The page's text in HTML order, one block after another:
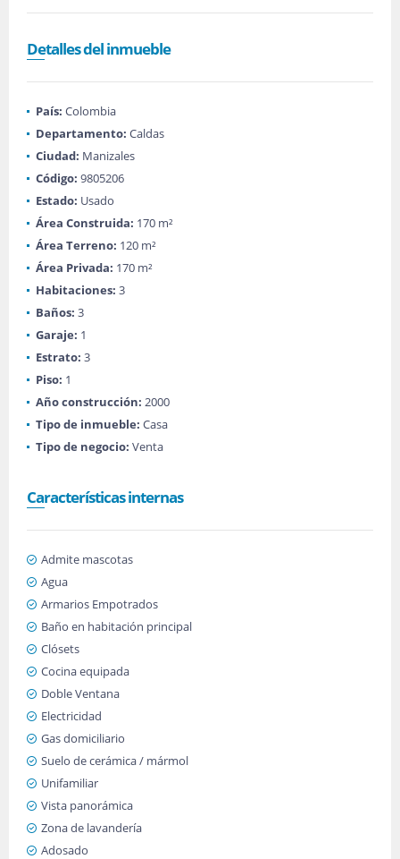
Detalles del inmueble
País: Colombia
Departamento: Caldas
Ciudad: Manizales
Código: 9805206
Estado: Usado
Área Construida: 170 m²
Área Terreno: 120 m²
Área Privada: 170 m²
Habitaciones: 3
Baños: 3
Garaje: 1
Estrato: 3
Piso: 1
Año construcción: 2000
Tipo de inmueble: Casa
Tipo de negocio: Venta
Características internas
Admite mascotas
Agua
Armarios Empotrados
Baño en habitación principal
Clósets
Cocina equipada
Doble Ventana
Electricidad
Gas domiciliario
Suelo de cerámica / mármol
Unifamiliar
Vista panorámica
Zona de lavandería
Adosado